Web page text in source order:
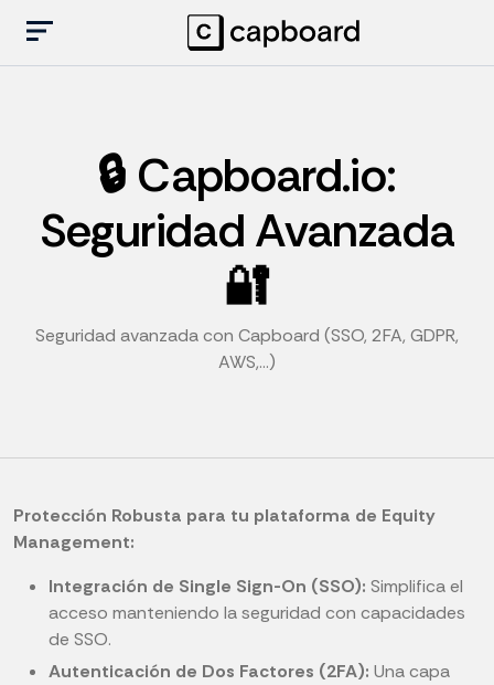
🔒 Capboard.io:
Seguridad Avanzada
🔐
Seguridad avanzada con Capboard (SSO, 2FA, GDPR,
AWS,...)
Protección Robusta para tu plataforma de Equity
Management:
Integración de Single Sign-On (SSO): Simplifica el
acceso manteniendo la seguridad con capacidades
de SSO.
Autenticación de Dos Factores (2FA): Una capa